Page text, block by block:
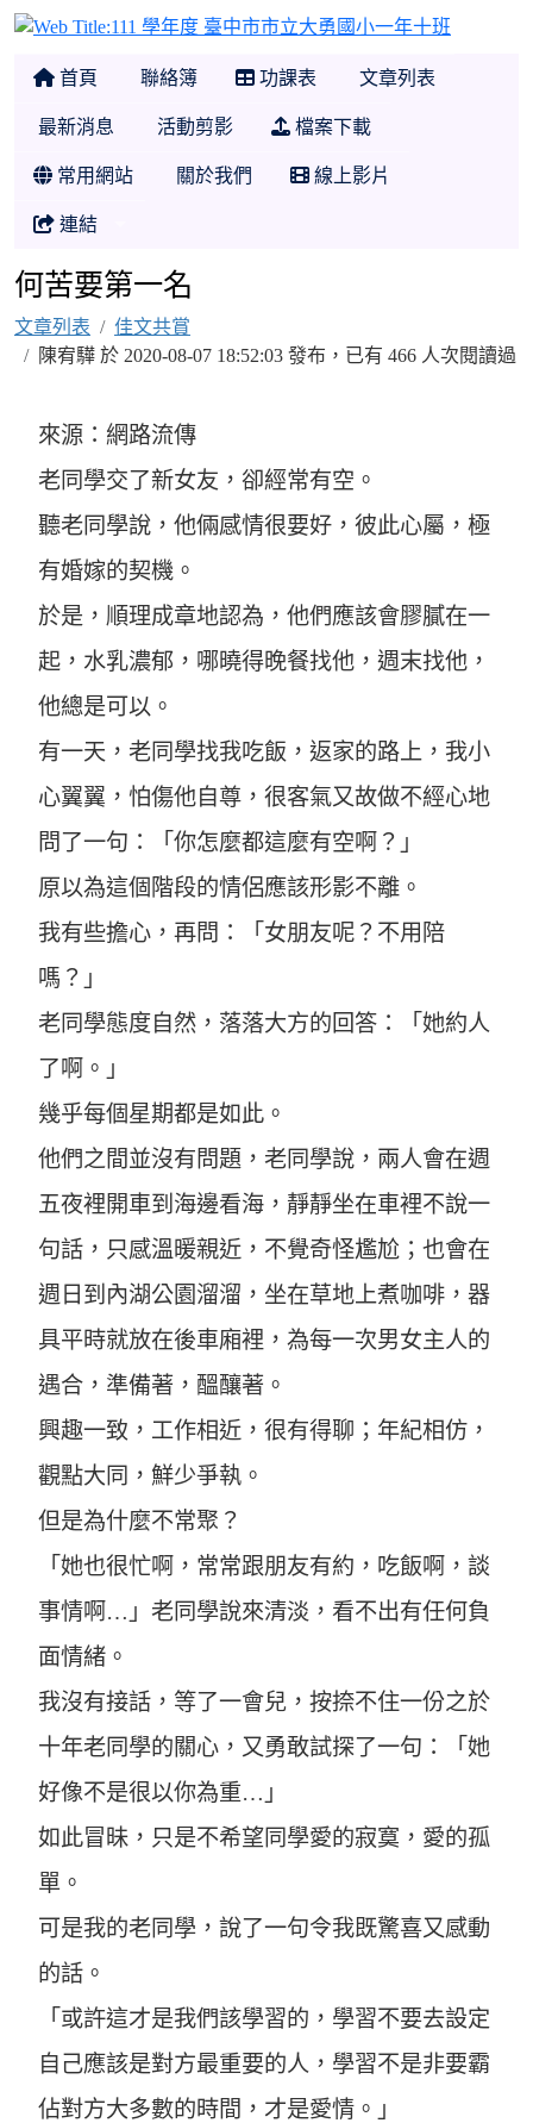
首頁 聯絡簿 功課表 文章列表
最新消息 活動剪影 檔案下載
常用網站 關於我們 線上影片
連結
何苦要第一名
文章列表
佳文共賞
陳宥驊 於 2020-08-07 18:52:03 發布，已有 466 人次閱讀過
來源：網路流傳
老同學交了新女友，卻經常有空。
聽老同學說，他倆感情很要好，彼此心屬，極
有婚嫁的契機。
於是，順理成章地認為，他們應該會膠膩在一
起，水乳濃郁，哪曉得晚餐找他，週末找他，
他總是可以。
有一天，老同學找我吃飯，返家的路上，我小
心翼翼，怕傷他自尊，很客氣又故做不經心地
問了一句：「你怎麼都這麼有空啊？」
原以為這個階段的情侶應該形影不離。
我有些擔心，再問：「女朋友呢？不用陪
嗎？」
老同學態度自然，落落大方的回答：「她約人
了啊。」
幾乎每個星期都是如此。
他們之間並沒有問題，老同學說，兩人會在週
五夜裡開車到海邊看海，靜靜坐在車裡不說一
句話，只感溫暖親近，不覺奇怪尷尬；也會在
週日到內湖公園溜溜，坐在草地上煮咖啡，器
具平時就放在後車廂裡，為每一次男女主人的
遇合，準備著，醞釀著。
興趣一致，工作相近，很有得聊；年紀相仿，
觀點大同，鮮少爭執。
但是為什麼不常聚？
「她也很忙啊，常常跟朋友有約，吃飯啊，談
事情啊…」老同學說來清淡，看不出有任何負
面情緒。
我沒有接話，等了一會兒，按捺不住一份之於
十年老同學的關心，又勇敢試探了一句：「她
好像不是很以你為重…」
如此冒昧，只是不希望同學愛的寂寞，愛的孤
單。
可是我的老同學，說了一句令我既驚喜又感動
的話。
「或許這才是我們該學習的，學習不要去設定
自己應該是對方最重要的人，學習不是非要霸
佔對方大多數的時間，才是愛情。」